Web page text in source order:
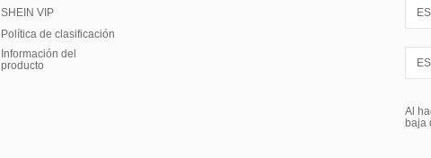
SHEIN VIP
Política de clasificación
​Información del
producto
Al
baja